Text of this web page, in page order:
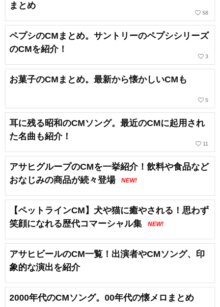
まとめ
favorite_border 58
ペプシのCMまとめ。サントリーのペプシシリーズ
のCMを紹介！
favorite_border 3
お菓子のCMまとめ。最新から懐かしいCMも
favorite_border 5
耳に残る昭和のCMソング。最近のCMに起用され
た名曲も紹介！
favorite_border 11
アサヒグループのCMを一挙紹介！飲料や食品など
おなじみの商品が続々登場
NEW!
【ペットラインCM】犬や猫に癒やされる！思わず
笑顔になれる歴代コマーシャル集
NEW!
アサヒビールのCM一覧！出演者やCMソング、印
象的な演出を紹介
2000年代のCMソング。00年代の懐メロまとめ